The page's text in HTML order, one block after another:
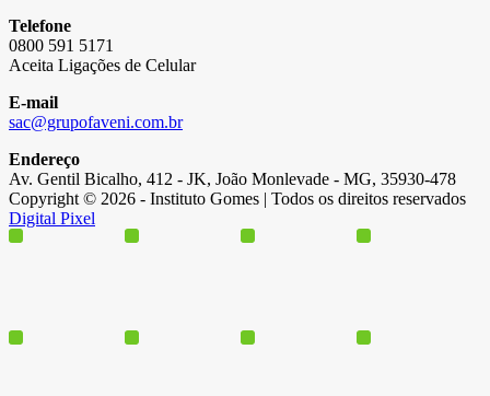
Telefone
0800 591 5171
Aceita Ligações de Celular
E-mail
sac@grupofaveni.com.br
Endereço
Av. Gentil Bicalho, 412 - JK, João Monlevade - MG, 35930-478
Copyright © 2026 - Instituto Gomes | Todos os direitos reservados
Digital Pixel